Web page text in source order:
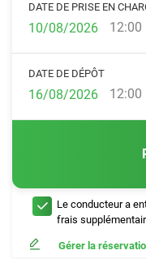
DATE DE PRISE EN
12:00
DATE DE DÉPÔT
12:00
Le conducteur a
frais
Gérer la